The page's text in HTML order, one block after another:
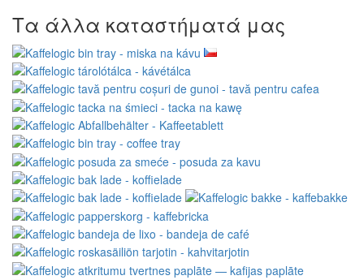
Τα άλλα καταστήματά μας